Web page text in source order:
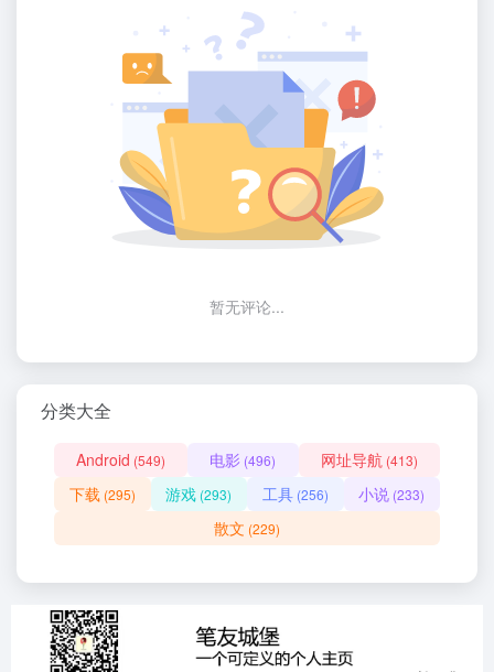
暂无评论...
分类大全
Android (549) 电影 (496) 网址导航 (413)
下载 (295) 游戏 (293) 工具(256) 小说 (233)
散文 (229)